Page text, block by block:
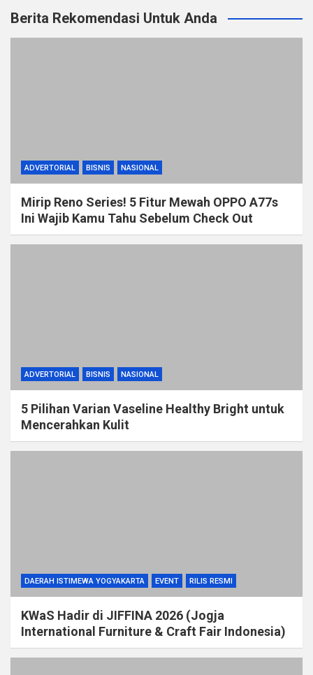
Berita Rekomendasi Untuk Anda
ADVERTORIAL BISNIS NASIONAL
Mirip Reno Series! 5 Fitur Mewah OPPO A77s
Ini Wajib Kamu Tahu Sebelum Check Out
ADVERTORIAL BISNIS NASIONAL
5 Pilihan Varian Vaseline Healthy Bright untuk
Mencerahkan Kulit
DAERAH ISTIMEWA YOGYAKARTA EVENT RILIS RESMI
KWaS Hadir di JIFFINA 2026 (Jogja
International Furniture & Craft Fair Indonesia)